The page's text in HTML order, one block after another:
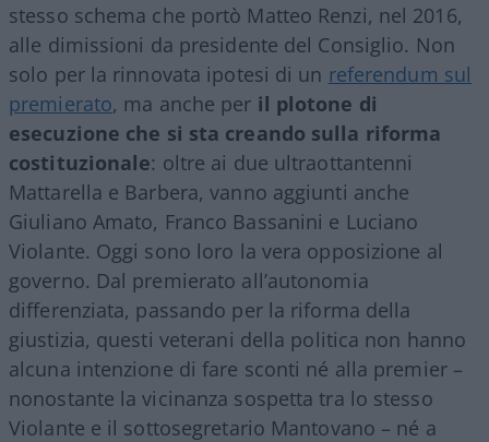
stesso schema che portò Matteo Renzi, nel 2016,
alle dimissioni da presidente del Consiglio. Non
solo per la rinnovata ipotesi di un referendum sul
premierato, ma anche per il plotone di
esecuzione che si sta creando sulla riforma
costituzionale: oltre ai due ultraottantenni
Mattarella e Barbera, vanno aggiunti anche
Giuliano Amato, Franco Bassanini e Luciano
Violante. Oggi sono loro la vera opposizione al
governo. Dal premierato all’autonomia
differenziata, passando per la riforma della
giustizia, questi veterani della politica non hanno
alcuna intenzione di fare sconti né alla premier –
nonostante la vicinanza sospetta tra lo stesso
Violante e il sottosegretario Mantovano – né a